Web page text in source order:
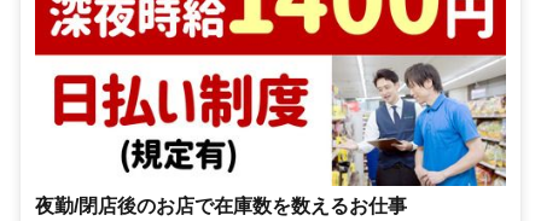
夜勤/閉店後のお店で在庫数を数えるお仕事